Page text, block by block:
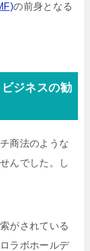
の前身となる
ジネスの勧
商法のような
んでした。し
がされている
ラボホールデ